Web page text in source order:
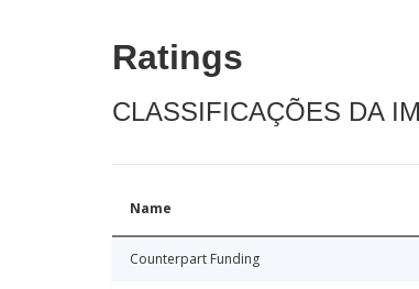
Ratings
CLASSIFICAÇÕES DA
Name
Counterpart Funding